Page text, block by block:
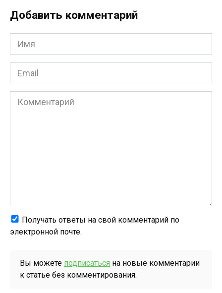
Добавить комментарий
Имя
*
Email
*
Комментарий
Получать ответы на свой комментарий по
электронной почте.
Вы можете подписаться на новые комментарии
к статье без комментирования.